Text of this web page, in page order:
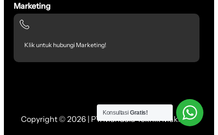
Marketing
Klik untuk hubungi Marketing!
Copyright © 2026 | PT. Mandala Teknik Makmur
Konsultasi Gratis!